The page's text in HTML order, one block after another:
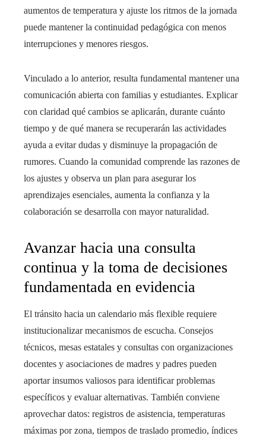
aumentos de temperatura y ajuste los ritmos de la jornada
puede mantener la continuidad pedagógica con menos
interrupciones y menores riesgos.
Vinculado a lo anterior, resulta fundamental mantener una
comunicación abierta con familias y estudiantes. Explicar
con claridad qué cambios se aplicarán, durante cuánto
tiempo y de qué manera se recuperarán las actividades
ayuda a evitar dudas y disminuye la propagación de
rumores. Cuando la comunidad comprende las razones de
los ajustes y observa un plan para asegurar los
aprendizajes esenciales, aumenta la confianza y la
colaboración se desarrolla con mayor naturalidad.
Avanzar hacia una consulta
continua y la toma de decisiones
fundamentada en evidencia
El tránsito hacia un calendario más flexible requiere
institucionalizar mecanismos de escucha. Consejos
técnicos, mesas estatales y consultas con organizaciones
docentes y asociaciones de madres y padres pueden
aportar insumos valiosos para identificar problemas
específicos y evaluar alternativas. También conviene
aprovechar datos: registros de asistencia, temperaturas
máximas por zona, tiempos de traslado promedio, índices